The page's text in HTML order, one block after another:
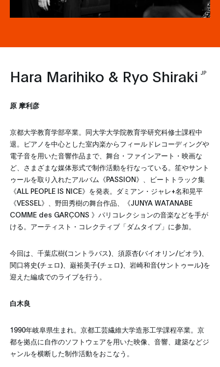
Hara Marihiko & Ryo Shiraki JP
原 摩利彦
京都大学教育学部卒業。同大学大学院教育学研究科修士課程中
退。ピアノを中心とした室内楽からフィールドレコーディングや
電子音を用いた音響作品まで、舞台・ファインアート・映画な
ど、さまざまな媒体形式で制作活動を行なっている。笙やサント
ゥールを取り入れたアルバム《PASSION》、ビートトラック集
《ALL PEOPLE IS NICE》を発表。ダミアン・ジャレ+名和晃平
《VESSEL》、野田秀樹の舞台作品、《JUNYA WATANABE
COMME des GARÇONS 》パリコレクションの音楽などを手が
ける。アーティスト・コレクティブ「ダムタイプ」に参加。
今回は、千葉広樹(コントラバス)、須原杏(バイオリン/ビオラ)、
関口将史(チェロ)、巌裕美子(チェロ)、岩崎和音(サントゥール)を
迎えた編成でのライブを行う。
白木良
1990年岐阜県生まれ。京都工芸繊維大学造形工学課程卒業。京
都を拠点に自作のソフトウェアを用いた映像、音響、建築などジ
ャンルを横断した制作活動をおこなう。